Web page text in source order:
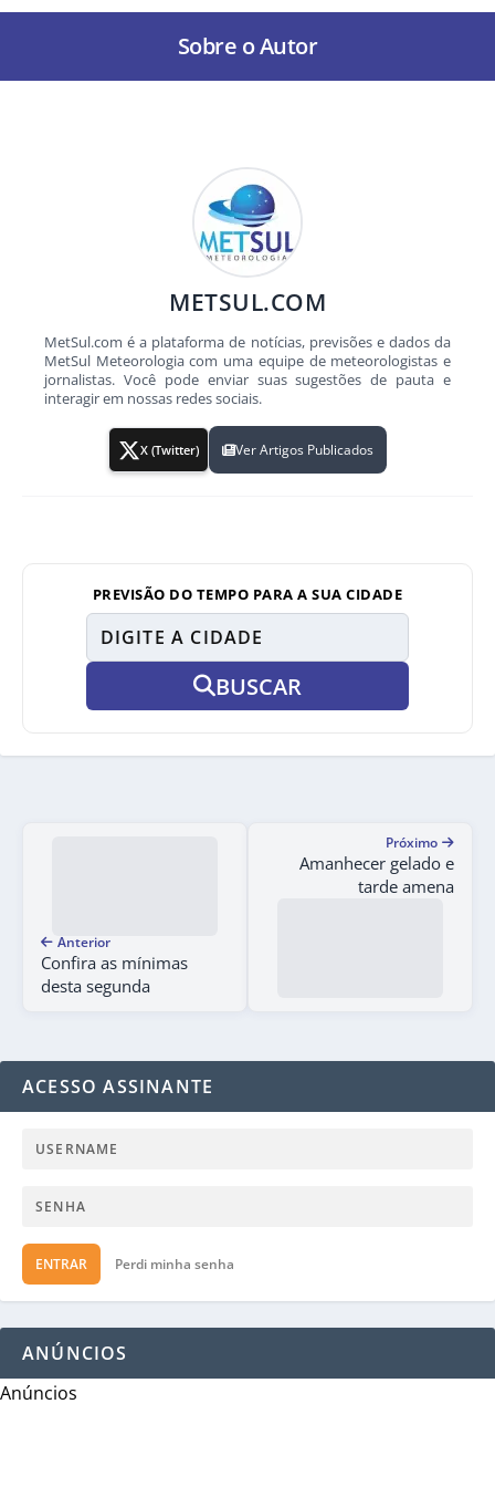
Sobre o Autor
METSUL.COM
MetSul.com é a plataforma de notícias, previsões e dados da
MetSul Meteorologia com uma equipe de meteorologistas e
jornalistas. Você pode enviar suas sugestões de pauta e
interagir em nossas redes sociais.
X (Twitter) Ver Artigos Publicados
PREVISÃO DO TEMPO PARA A SUA CIDADE
BUSCAR
Anterior
Confira as mínimas
desta segunda
Próximo
Amanhecer gelado e
tarde amena
ACESSO ASSINANTE
ENTRAR Perdi minha senha
ANÚNCIOS
Anúncios